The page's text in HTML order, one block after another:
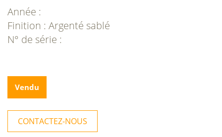
Année :
Finition : Argenté sablé
N° de série :
Vendu
CONTACTEZ-NOUS